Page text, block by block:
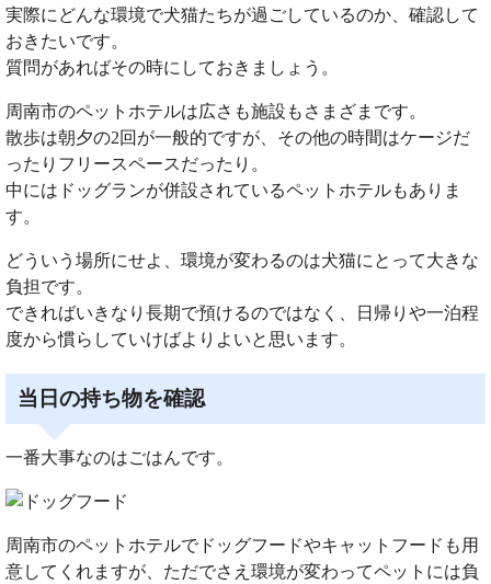
実際にどんな環境で犬猫たちが過ごしているのか、確認して
おきたいです。
質問があればその時にしておきましょう。
周南市のペットホテルは広さも施設もさまざまです。
散歩は朝夕の2回が一般的ですが、その他の時間はケージだ
ったりフリースペースだったり。
中にはドッグランが併設されているペットホテルもありま
す。
どういう場所にせよ、環境が変わるのは犬猫にとって大きな
負担です。
できればいきなり長期で預けるのではなく、日帰りや一泊程
度から慣らしていけばよりよいと思います。
当日の持ち物を確認
一番大事なのはごはんです。
周南市のペットホテルでドッグフードやキャットフードも用
意してくれますが、ただでさえ環境が変わってペットには負